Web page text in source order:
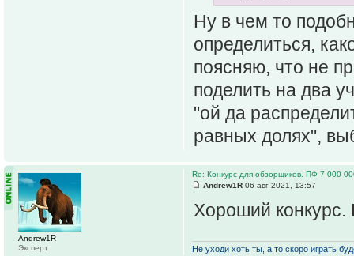
Ну в чем то
определиться,
поясняю, что не
поделить на два
"ой да
равных долях",
Re: Конкурс для обзорщиков. ПФ 7 000
Andrew1R 06 авг 2021, 13:57
Хороший конкурс.
Не уходи хоть ты, а то скоро играть
Andrew1R
Эксперт